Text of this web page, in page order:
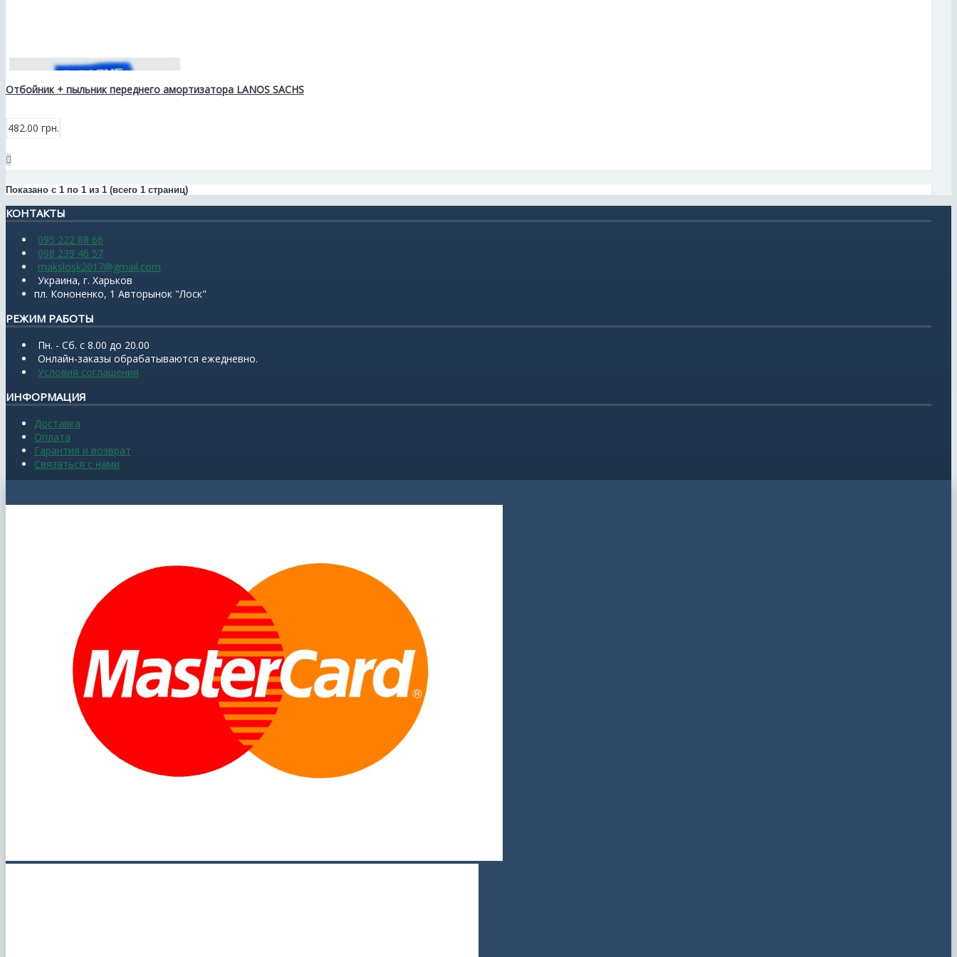
Отбойник + пыльник переднего амортизатора LANOS SACHS
482.00 грн.
Показано с 1 по 1 из 1 (всего 1 страниц)
КОНТАКТЫ
095 222 88 66
098 239 46 57
makslosk2017@gmail.com
Украина, г. Харьков
пл. Кононенко, 1 Авторынок "Лоск"
РЕЖИМ РАБОТЫ
Пн. - Сб. с 8.00 до 20.00
Онлайн-заказы обрабатываются ежедневно.
Условия соглашения
ИНФОРМАЦИЯ
Доставка
Оплата
Гарантия и возврат
Связаться с нами